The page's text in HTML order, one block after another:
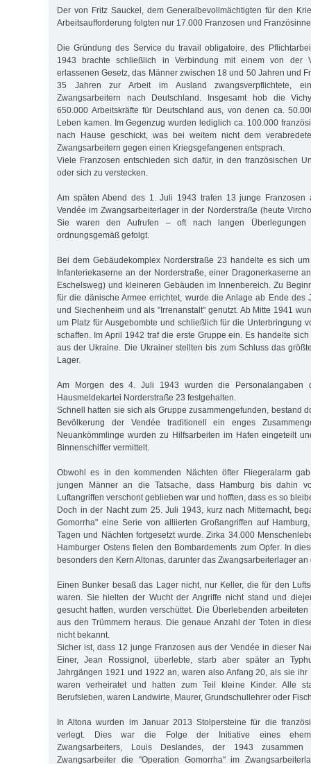
Der von Fritz Sauckel, dem Generalbevollmächtigten für den
Arbeitsaufforderung folgten nur 17.000 Franzosen und
Die Gründung des Service du travail obligatoire, des
1943 brachte schließlich in Verbindung mit einem von der
erlassenen Gesetz, das Männer zwischen 18 und 50 Jahren und
35 Jahren zur Arbeit im Ausland zwangsverpflichtete,
Zwangsarbeitern nach Deutschland. Insgesamt hob die
650.000 Arbeitskräfte für Deutschland aus, von denen ca.
Leben kamen. Im Gegenzug wurden lediglich ca. 100.000
nach Hause geschickt, was bei weitem nicht dem
Zwangsarbeitern gegen einen Kriegsgefangenen entsprach.
Viele Franzosen entschieden sich dafür, in den französischen
oder sich zu verstecken.
Am späten Abend des 1. Juli 1943 trafen 13 junge Franzosen
Vendée im Zwangsarbeiterlager in der Norderstraße (heute
Sie waren den Aufrufen – oft nach langen Überlegungen
ordnungsgemäß gefolgt.
Bei dem Gebäudekomplex Norderstraße 23 handelte es sich
Infanteriekaserne an der Norderstraße, einer Dragonerkaserne
Eschelsweg) und kleineren Gebäuden im Innenbereich. Zu
für die dänische Armee errichtet, wurde die Anlage ab Ende des
und Siechenheim und als "Irrenanstalt" genutzt. Ab Mitte 1941
um Platz für Ausgebombte und schließlich für die Unterbringung
schaffen. Im April 1942 traf die erste Gruppe ein. Es handelte
aus der Ukraine. Die Ukrainer stellten bis zum Schluss das
Lager.
Am Morgen des 4. Juli 1943 wurden die Personalangaben
Hausmeldekartei Norderstraße 23 festgehalten.
Schnell hatten sie sich als Gruppe zusammengefunden, bestand
Bevölkerung der Vendée traditionell ein enges
Neuankömmlinge wurden zu Hilfsarbeiten im Hafen eingeteilt
Binnenschiffer vermittelt.
Obwohl es in den kommenden Nächten öfter Fliegeralarm
jungen Männer an die Tatsache, dass Hamburg bis dahin
Luftangriffen verschont geblieben war und hofften, dass es so
Doch in der Nacht zum 25. Juli 1943, kurz nach Mitternacht,
Gomorrha" eine Serie von alliierten Großangriffen auf
Tagen und Nächten fortgesetzt wurde. Zirka 34.000
Hamburger Ostens fielen den Bombardements zum Opfer. In
besonders den Kern Altonas, darunter das Zwangsarbeiterlager
Einen Bunker besaß das Lager nicht, nur Keller, die für den
waren. Sie hielten der Wucht der Angriffe nicht stand und
gesucht hatten, wurden verschüttet. Die Überlebenden
aus den Trümmern heraus. Die genaue Anzahl der Toten in
nicht bekannt.
Sicher ist, dass 12 junge Franzosen aus der Vendée in dieser
Einer, Jean Rossignol, überlebte, starb aber später an
Jahrgängen 1921 und 1922 an, waren also Anfang 20, als sie ihr
waren verheiratet und hatten zum Teil kleine Kinder. Alle
Berufsleben, waren Landwirte, Maurer, Grundschullehrer oder
In Altona wurden im Januar 2013 Stolpersteine für die
verlegt. Dies war die Folge der Initiative eines
Zwangsarbeiters, Louis Deslandes, der 1943
Zwangsarbeiter die "Operation Gomorrha" im